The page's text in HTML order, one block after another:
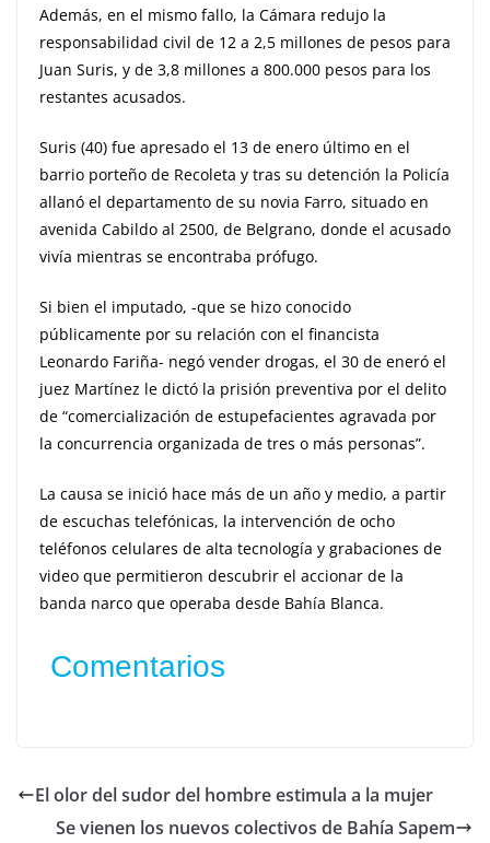
Además, en el mismo fallo, la Cámara redujo la
responsabilidad civil de 12 a 2,5 millones de pesos para
Juan Suris, y de 3,8 millones a 800.000 pesos para los
restantes acusados.
Suris (40) fue apresado el 13 de enero último en el
barrio porteño de Recoleta y tras su detención la Policía
allanó el departamento de su novia Farro, situado en
avenida Cabildo al 2500, de Belgrano, donde el acusado
vivía mientras se encontraba prófugo.
Si bien el imputado, -que se hizo conocido
públicamente por su relación con el financista
Leonardo Fariña- negó vender drogas, el 30 de eneró el
juez Martínez le dictó la prisión preventiva por el delito
de “comercialización de estupefacientes agravada por
la concurrencia organizada de tres o más personas”.
La causa se inició hace más de un año y medio, a partir
de escuchas telefónicas, la intervención de ocho
teléfonos celulares de alta tecnología y grabaciones de
video que permitieron descubrir el accionar de la
banda narco que operaba desde Bahía Blanca.
Comentarios
El olor del sudor del hombre estimula a la mujer
Se vienen los nuevos colectivos de Bahía Sapem